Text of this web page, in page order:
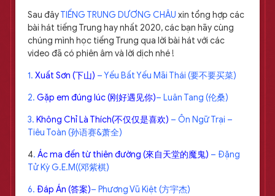
Sau đâyTIẾNG TRUNG DƯƠNG CHÂU xin tổng hợp các
bài hát tiếng Trung hay nhất 2020, các bạn hãy cùng
chúng mình học tiếng Trung qua lời bài hát với các
video đã có phiên âm và lời dịch nhé !
1. Xuất Sơn (下山) – Yếu Bất Yếu Mãi Thái (要不要买菜)
2. Gặp em đúng lúc (刚好遇见你)– Luân Tang (伦桑)
3. Không Chỉ Là Thích(不仅仅是喜欢) – Ôn Ngữ Trại –
Tiêu Toàn (孙语赛&萧全)
4. Ác ma đến từ thiên đường (來自天堂的魔鬼) – Đặng
Tử Kỳ G.E.M((邓紫棋)
6. Đáp Án (答案)– Phương Vũ Kiệt (方宇杰)